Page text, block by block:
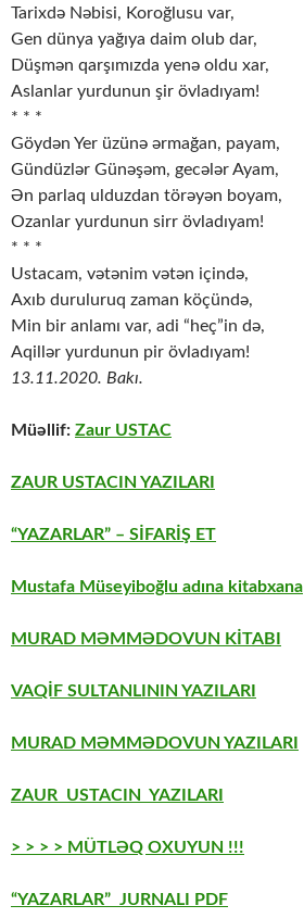
Tarixdə Nəbisi, Koroğlusu var,
Gen dünya yağıya daim olub dar,
Düşmən qarşımızda yenə oldu xar,
Aslanlar yurdunun şir övladıyam!
* * *
Göydən Yer üzünə ərmağan, payam,
Gündüzlər Günəşəm, gecələr Ayam,
Ən parlaq ulduzdan törəyən boyam,
Ozanlar yurdunun sirr övladıyam!
* * *
Ustacam, vətənim vətən içində,
Axıb duruluruq zaman köçündə,
Min bir anlamı var, adi “heç”in də,
Aqillər yurdunun pir övladıyam!
13.11.2020. Bakı.
Müəllif: Zaur USTAC
ZAUR USTACIN YAZILARI
“YAZARLAR” – SİFARİŞ ET
Mustafa Müseyiboğlu adına kitabxana
MURAD MƏMMƏDOVUN KİTABI
VAQİF SULTANLININ YAZILARI
MURAD MƏMMƏDOVUN YAZILARI
ZAUR USTACIN YAZILARI
> > > > MÜTLƏQ OXUYUN !!!
“YAZARLAR” JURNALI PDF